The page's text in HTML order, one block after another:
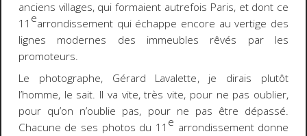
anciens villages, qui formaient autrefois Paris, et dont ce
11 earrondissement qui échappe encore au vertige des
lignes modernes des immeubles rêvés par les
promoteurs.
Le photographe, Gérard Lavalette, je dirais plutôt
l’homme, le sait. Il va vite, très vite, pour ne pas oublier,
pour qu’on n’oublie pas, pour ne pas être dépassé.
Chacune de ses photos du 11 e arrondissement donne